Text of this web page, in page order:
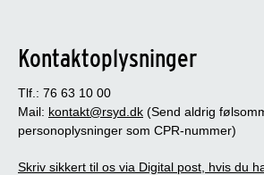
Kontaktoplysninger
Tlf.: 76 63 10 00
Mail: kontakt@rsyd.dk (Send aldrig
personoplysninger som CPR-nummer)
Skriv sikkert til os via Digital post, hvis du